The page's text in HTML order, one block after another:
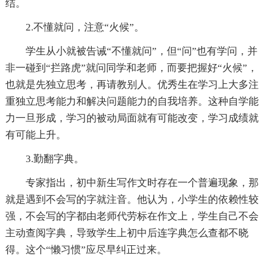
结。
2.不懂就问，注意“火候”。
学生从小就被告诫“不懂就问”，但“问”也有学问，并
非一碰到“拦路虎”就问同学和老师，而要把握好“火候”，
也就是先独立思考，再请教别人。优秀生在学习上大多注
重独立思考能力和解决问题能力的自我培养。这种自学能
力一旦形成，学习的被动局面就有可能改变，学习成绩就
有可能上升。
3.勤翻字典。
专家指出，初中新生写作文时存在一个普遍现象，那
就是遇到不会写的字就注音。他认为，小学生的依赖性较
强，不会写的字都由老师代劳标在作文上，学生自己不会
主动查阅字典，导致学生上初中后连字典怎么查都不晓
得。这个“懒习惯”应尽早纠正过来。